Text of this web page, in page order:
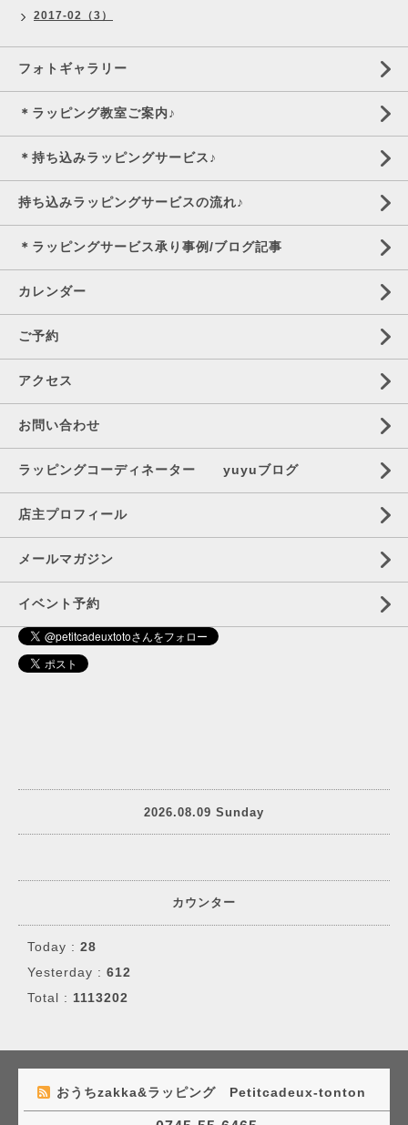
2017-02（3）
フォトギャラリー
＊ラッピング教室ご案内♪
＊持ち込みラッピングサービス♪
持ち込みラッピングサービスの流れ♪
＊ラッピングサービス承り事例/ブログ記事
カレンダー
ご予約
アクセス
お問い合わせ
ラッピングコーディネーター yuyuブログ
店主プロフィール
メールマガジン
イベント予約
2026.08.09 Sunday
カウンター
Today : 28
Yesterday : 612
Total : 1113202
おうちzakka&ラッピング Petitcadeux-tonton